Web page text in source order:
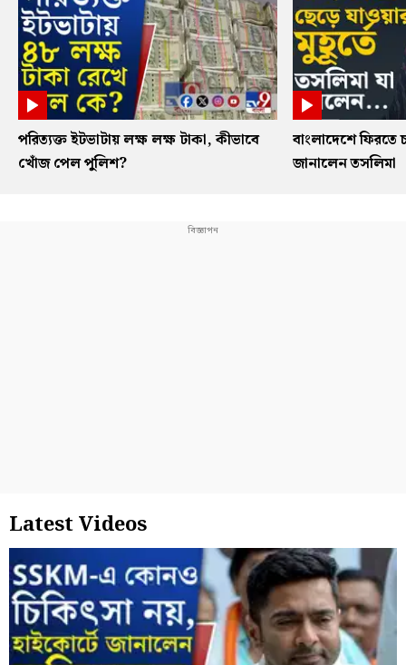
পরিত্যক্ত ইটভাটায় লক্ষ লক্ষ টাকা, কীভাবে
খোঁজ পেল পুলিশ?
বাংলাদেশে ফিরতে
জানালেন তসলিমা
Latest Videos